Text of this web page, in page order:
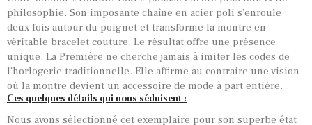
philosophie. Son imposante chaîne en acier poli s’enroule
deux fois autour du poignet et transforme la montre en
véritable bracelet couture. Le résultat offre une présence
unique. La Première ne cherche jamais à imiter les codes de
l’horlogerie traditionnelle. Elle affirme au contraire une vision
où la montre devient un accessoire de mode à part entière.
Ces quelques détails qui nous séduisent :
Nous avons sélectionné cet exemplaire pour son superbe état